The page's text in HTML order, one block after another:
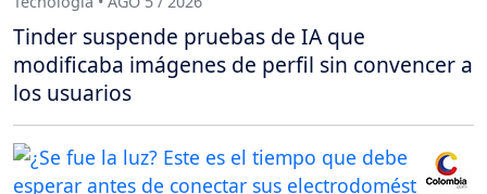
Tinder suspende pruebas de IA que
modificaba imágenes de perfil sin convencer a
los usuarios